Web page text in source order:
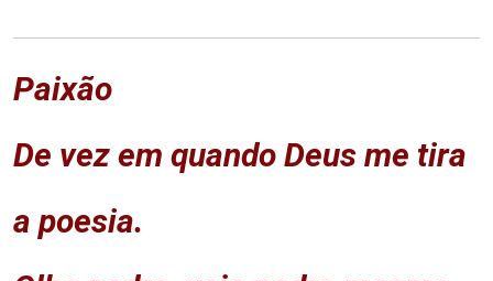
Paixão
De vez em quando Deus me tira
a poesia.